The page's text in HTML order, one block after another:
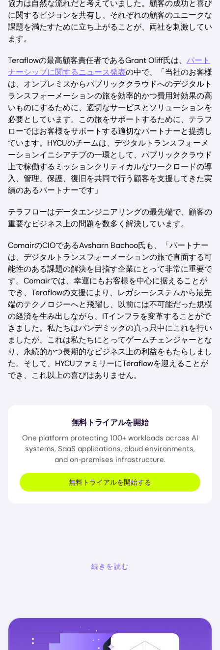
協力は自然な流れだと考えていました。顧客の成功と喜び
に関するビジョンを共有し、それぞれの顧客のユニークな
課題を満たすために立ち上がることが、両社を刺激してい
ます。
Teraflowの最高顧客責任者であるGrant Oliff氏は、 パート
ナーシップに関するニュース発表の中で、「当社のお客様
は、オンプレミスからパブリッククラウドへのデジタルト
ランスフォーメーションの旅を効率的かつ費用対効果の高
いものにするために、適切なサービスとソリューションを
必要としています。この旅をサポートするために、テラフ
ローではお客様をサポートする適切なパートナーと提携し
ています。HYCUのチームは、デジタルトランスフォーメ
ーションイニシアチブの一環として、パブリッククラウド
上で稼働するミッションクリティカルなワークロードの導
入、管理、保護、復旧を共同で行う顧客を支援してきた実
績のあるパートナーです」
テラフローはデータエンジニアリングの最先端で、顧客の
重要なビジネス上の問題を数多く解決しています。
ComairのCIOであるAvsharn Bachoo氏も、「パートナー
は、デジタルトランスフォーメーションの旅で直面する可
能性のある課題の解決を目指す企業にとって非常に重要で
す。Comairでは、幸運にもお客様を中心に据えることが
でき、Teraflowの支援により、レガシーシステムから最先
端のテクノロジーへと飛躍し、以前には不可能だった規模
の経済を生み出しながら、ITインフラを変革することがで
きました。私たちはパンデミックの真っ只中にこれを行い
ましたが、これは私たちにとってゲームチェンジャーとな
り、永続的かつ長期的なビジネス上の利益をもたらしまし
た。そして、HYCUファミリーにTeraflowを迎えることが
でき、これ以上の喜びはありません。
無料トライアルを開始
One platform protecting 100+ workloads across AI
systems, SaaS applications, cloud environments,
and on‑premises infrastructure.
無料トライアルを開始する
続きを読む